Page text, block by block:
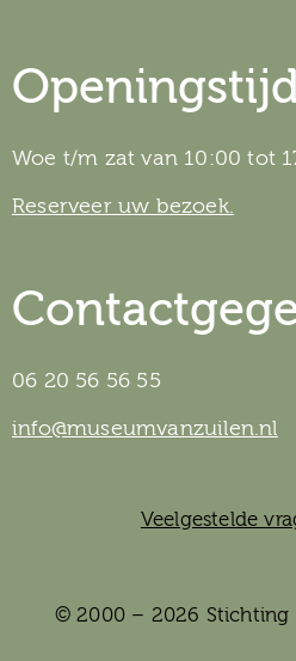
Woe t/m zat van 10:00 tot
Reserveer uw bezoek.
06 20 56 56 55
info@museumvanzuilen.nl
Veelgestelde
© 2000 – 2026 Stichting